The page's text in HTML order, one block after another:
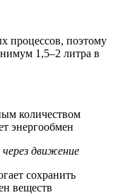
процессов, поэтому
1,5–2 литра в
количеством
энергообмен
движение
сохранить
веществ